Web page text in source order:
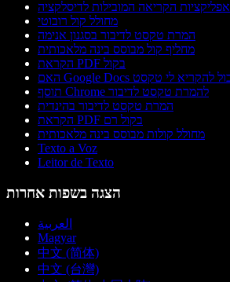
אפליקציות הקריאה המובילות לדיסלקציה
מחולל קול רובוטי
המרת טקסט לדיבור בסגנון אנימה
מחליף קול מבוסס בינה מלאכותית
הקראת PDF בקול
תוסף Chrome להמרת טקסט לדיבור
המרת טקסט לדיבור בהינדית
הקראת PDF בקול רם
מחולל קולות מבוסס בינה מלאכותית
Texto a Voz
Leitor de Texto
הצגה בשפות אחרות
العربية
Magyar
中文 (简体)
中文 (台灣)